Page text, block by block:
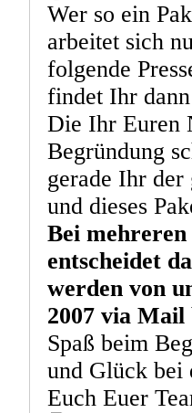
Wer so ein
arbeitet sich
folgende
findet Ihr
Die Ihr Euren
Begründung
gerade Ihr
und dieses
Bei mehreren
entscheidet
werden von
2007 via
Spaß beim
und Glück bei
Euch Euer